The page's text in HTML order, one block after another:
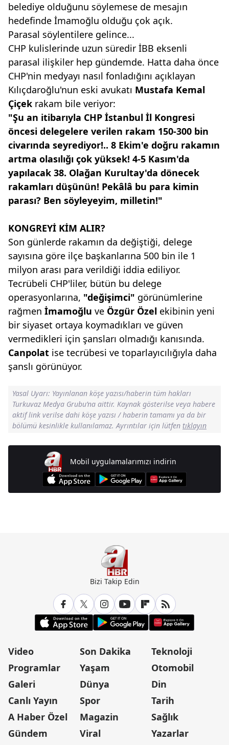
belediye olduğunu söylemese de mesajın
hedefinde İmamoğlu olduğu çok açık.
Parasal söylentilere gelince...
CHP kulislerinde uzun süredir İBB eksenli
parasal ilişkiler hep gündemde. Hatta daha önce
CHP'nin medyayı nasıl fonladığını açıklayan
Kılıçdaroğlu'nun eski avukatı Mustafa Kemal
Çiçek rakam bile veriyor:
"Şu an itibarıyla CHP İstanbul İl Kongresi
öncesi delegelere verilen rakam 150-300 bin
civarında seyrediyor!.. 8 Ekim'e doğru rakamın
artma olasılığı çok yüksek! 4-5 Kasım'da
yapılacak 38. Olağan Kurultay'da dönecek
rakamları düşünün! Pekâlâ bu para kimin
parası? Ben söyleyeyim, milletin!"
KONGREYİ KİM ALIR?
Son günlerde rakamın da değiştiği, delege
sayısına göre ilçe başkanlarına 500 bin ile 1
milyon arası para verildiği iddia ediliyor.
Tecrübeli CHP'liler, bütün bu delege
operasyonlarına, "değişimci" görünümlerine
rağmen İmamoğlu ve Özgür Özel ekibinin yeni
bir siyaset ortaya koymadıkları ve güven
vermedikleri için şansları olmadığı kanısında.
Canpolat ise tecrübesi ve toparlayıcılığıyla daha
şanslı görünüyor.
Yasal Uyarı: Yayınlanan köşe yazısı/haberin tüm hakları
Turkuvaz Medya Grubu’na aittir. Kaynak gösterilse veya habere
aktif link verilse dahi köşe yazısı / haberin tamamı ya da bir
bölümü kesinlikle kullanılamaz. Ayrıntılar için lütfen tıklayın
Mobil uygulamalarımızı indirin
Bizi Takip Edin
Video
Programlar
Galeri
Canlı Yayın
A Haber Özel
Gündem
Son Dakika
Yaşam
Dünya
Spor
Magazin
Viral
Teknoloji
Otomobil
Din
Tarih
Sağlık
Yazarlar